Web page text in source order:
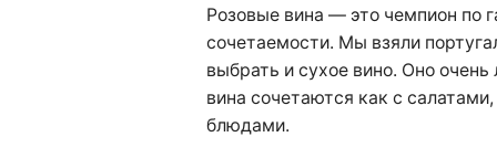
Розовые вина — это чемпион по
сочетаемости. Мы взяли
выбрать и сухое вино. Оно очень
вина сочетаются как с
блюдами.